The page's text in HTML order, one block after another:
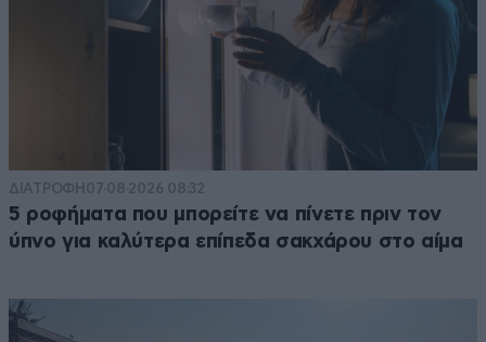
ΔΙΑΤΡΟΦΗ 07·08·2026 08:32
5 ροφήματα που μπορείτε να πίνετε πριν τον
ύπνο για καλύτερα επίπεδα σακχάρου στο αίμα